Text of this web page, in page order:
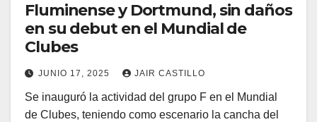
Fluminense y Dortmund, sin daños
en su debut en el Mundial de
Clubes
JUNIO 17, 2025 JAIR CASTILLO
Se inauguró la actividad del grupo F en el Mundial
de Clubes, teniendo como escenario la cancha del